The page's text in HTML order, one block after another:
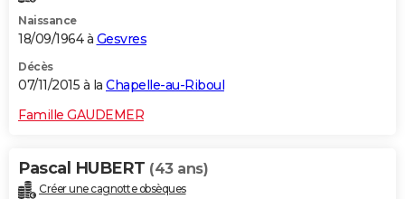
Naissance
18/09/1964 à Gesvres
Décès
07/11/2015 à la Chapelle-au-Riboul
Famille GAUDEMER
Pascal HUBERT (43 ans)
Créer une cagnotte obsèques